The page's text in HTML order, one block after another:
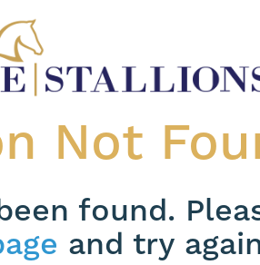
Not
found.
and try